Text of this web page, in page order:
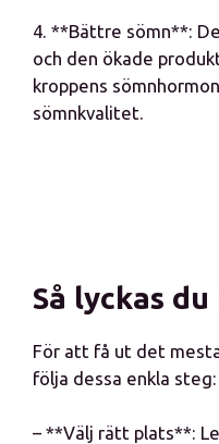
4. **Bättre sömn**:
och den ökade
kroppens
sömnkvalitet.
Så lyckas du
För att få ut det
följa dessa enkla steg:
– **Välj rätt plats**: